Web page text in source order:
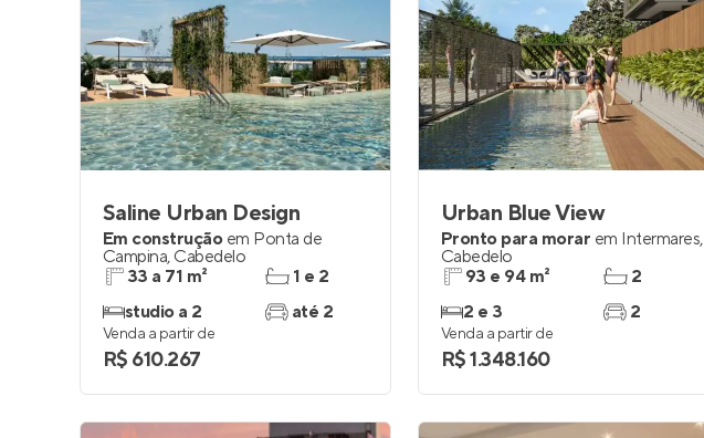
Saline Urban Design
Em construção em Ponta de
Campina, Cabedelo
33 a 71 m²
studio a 2
1 e 2
até 2
Venda a partir de
R$ 610.267
Urban Blue View
Pronto para morar em Intermares,
Cabedelo
93 e 94 m²
2 e 3
2
2
Venda a partir de
R$ 1.348.160